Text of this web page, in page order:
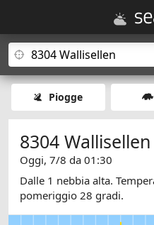
Piogge
8304 Wallisellen
Oggi, 7/8 da 01:30
Dalle 1 nebbia alta.
pomeriggio 28 gradi.